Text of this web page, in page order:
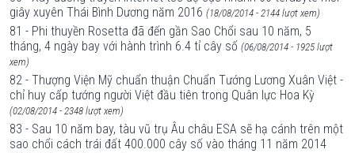
giây xuyên Thái Bình Dương năm 2016 (18/08/2014 - 2144 lượt xem)
81 - Phi thuyền Rosetta đã đến gần Sao Chổi sau 10 năm, 5
tháng, 4 ngày bay với hành trình 6.4 tỉ cây số (06/08/2014 - 1925 lượt
xem)
82 - Thượng Viện Mỹ chuẩn thuận Chuẩn Tướng Lương Xuân Việt -
chỉ huy cấp tướng người Việt đầu tiên trong Quân lực Hoa Kỳ
(02/08/2014 - 2348 lượt xem)
83 - Sau 10 năm bay, tàu vũ trụ Âu châu ESA sẽ hạ cánh trên một
sao chổi cách trái đất 400.000 cây số vào tháng 11 năm 2014